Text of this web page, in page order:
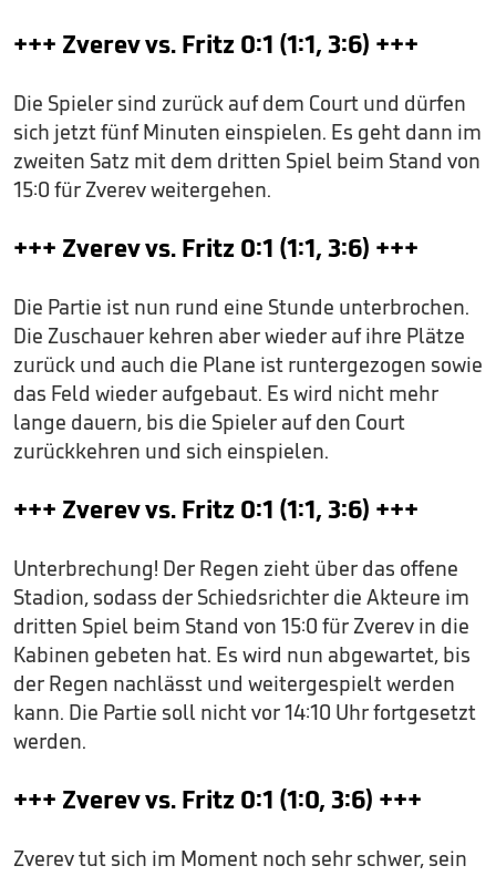
+++ Zverev vs. Fritz 0:1 (1:1, 3:6) +++
Die Spieler sind zurück auf dem Court und dürfen
sich jetzt fünf Minuten einspielen. Es geht dann im
zweiten Satz mit dem dritten Spiel beim Stand von
15:0 für Zverev weitergehen.
+++ Zverev vs. Fritz 0:1 (1:1, 3:6) +++
Die Partie ist nun rund eine Stunde unterbrochen.
Die Zuschauer kehren aber wieder auf ihre Plätze
zurück und auch die Plane ist runtergezogen sowie
das Feld wieder aufgebaut. Es wird nicht mehr
lange dauern, bis die Spieler auf den Court
zurückkehren und sich einspielen.
+++ Zverev vs. Fritz 0:1 (1:1, 3:6) +++
Unterbrechung! Der Regen zieht über das offene
Stadion, sodass der Schiedsrichter die Akteure im
dritten Spiel beim Stand von 15:0 für Zverev in die
Kabinen gebeten hat. Es wird nun abgewartet, bis
der Regen nachlässt und weitergespielt werden
kann. Die Partie soll nicht vor 14:10 Uhr fortgesetzt
werden.
+++ Zverev vs. Fritz 0:1 (1:0, 3:6) +++
Zverev tut sich im Moment noch sehr schwer, sein